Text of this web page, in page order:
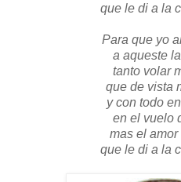
que le di a la
Para que yo
a aqueste
tanto volar
que de vista
y con todo
en el vuelo
mas el amor
que le di a la